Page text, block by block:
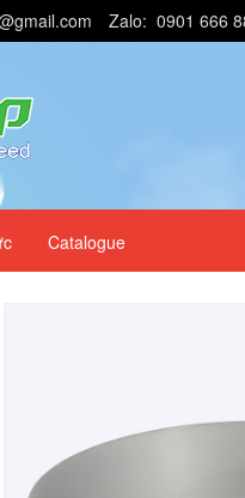
Zalo: 0901 666
Catalogue